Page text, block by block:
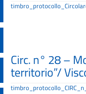
Circ. n° 28 –
territorio”/